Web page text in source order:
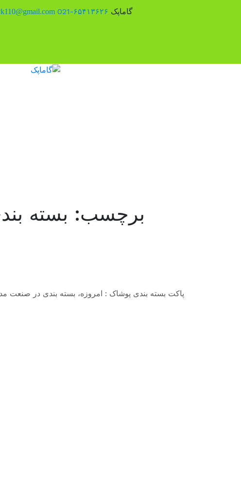
گاماپک ۶۵۴۱۳۶۲۶-021
برچسب: بسته
پاکت بسته بندی پوشاک : امروزه، بسته بندی در صنعت